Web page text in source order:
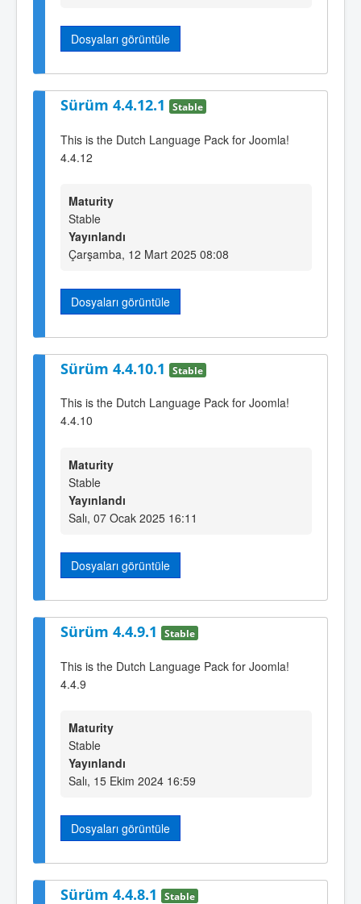
Dosyaları görüntüle
Sürüm 4.4.12.1 Stable
This is the Dutch Language Pack for Joomla!
4.4.12
Maturity
Stable
Yayınlandı
Çarşamba, 12 Mart 2025 08:08
Dosyaları görüntüle
Sürüm 4.4.10.1 Stable
This is the Dutch Language Pack for Joomla!
4.4.10
Maturity
Stable
Yayınlandı
Salı, 07 Ocak 2025 16:11
Dosyaları görüntüle
Sürüm 4.4.9.1 Stable
This is the Dutch Language Pack for Joomla!
4.4.9
Maturity
Stable
Yayınlandı
Salı, 15 Ekim 2024 16:59
Dosyaları görüntüle
Sürüm 4.4.8.1 Stable